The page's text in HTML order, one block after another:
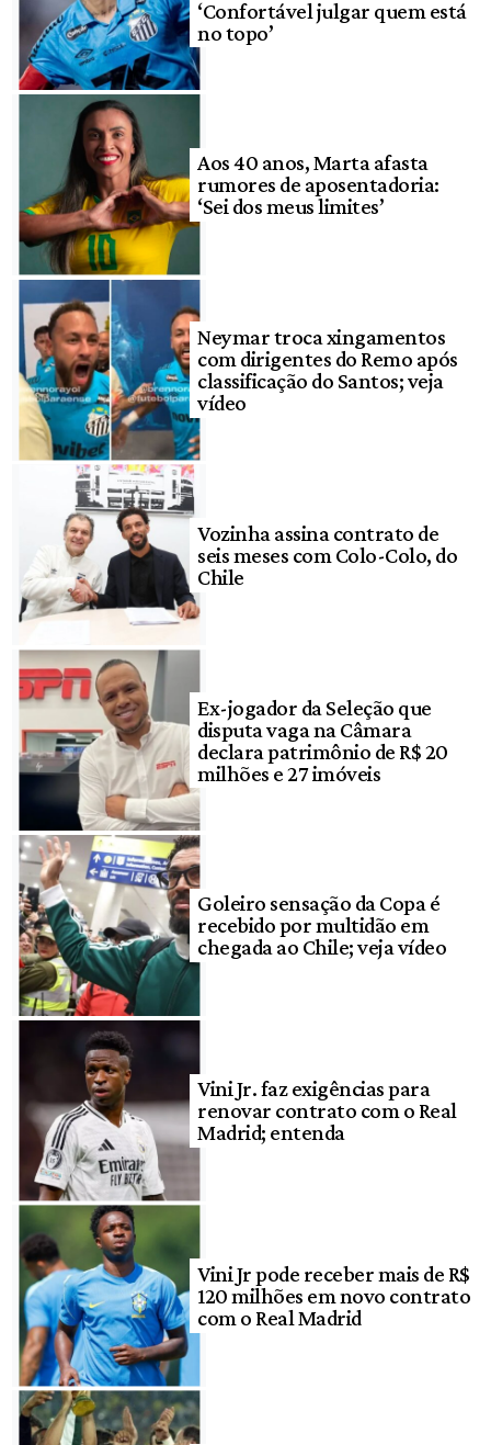
‘Confortável julgar quem está
no topo’
Aos 40 anos, Marta afasta
rumores de aposentadoria:
‘Sei dos meus limites’
Neymar troca xingamentos
com dirigentes do Remo após
classificação do Santos; veja
vídeo
Vozinha assina contrato de
seis meses com Colo-Colo, do
Chile
Ex-jogador da Seleção que
disputa vaga na Câmara
declara patrimônio de R$ 20
milhões e 27 imóveis
Goleiro sensação da Copa é
recebido por multidão em
chegada ao Chile; veja vídeo
Vini Jr. faz exigências para
renovar contrato com o Real
Madrid; entenda
Vini Jr pode receber mais de R$
120 milhões em novo contrato
com o Real Madrid